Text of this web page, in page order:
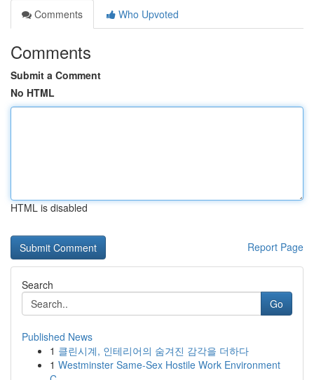
Comments
Who Upvoted
Comments
Submit a Comment
No HTML
HTML is disabled
Report Page
Search
Go
Published News
1 클린시계, 인테리어의 숨겨진 감각을 더하다
1 Westminster Same-Sex Hostile Work Environment